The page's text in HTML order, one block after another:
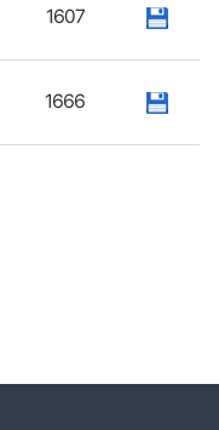
1607
1666